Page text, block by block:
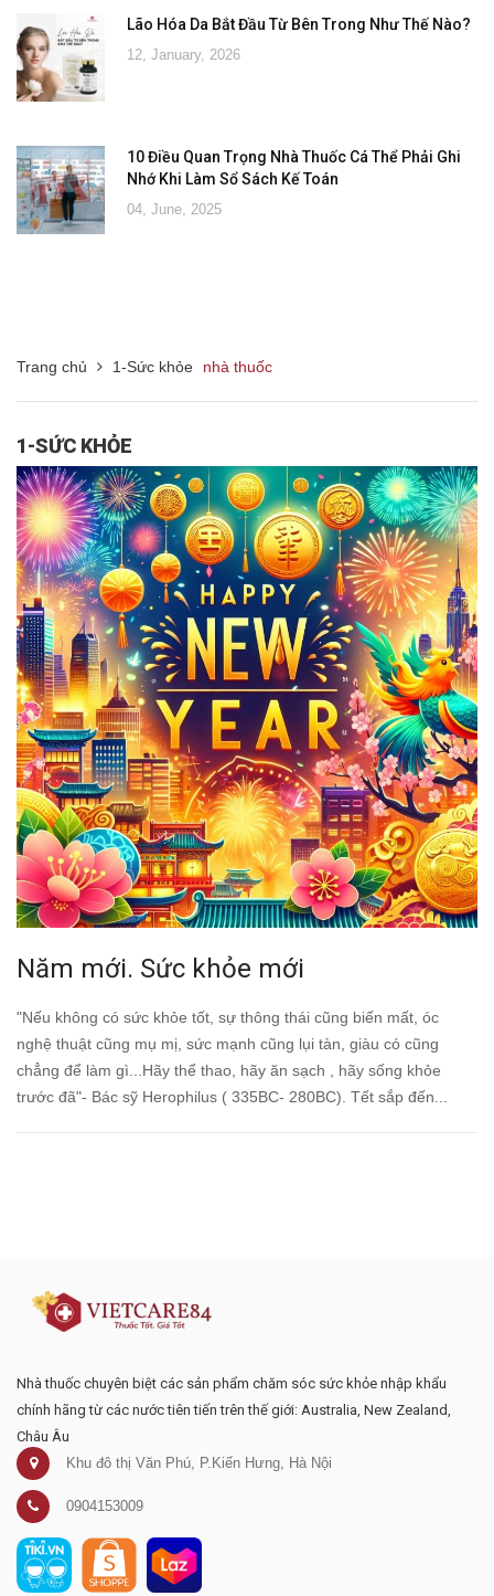
Lão Hóa Da Bắt Đầu Từ Bên Trong Như Thế Nào?
12, January, 2026
10 Điều Quan Trọng Nhà Thuốc Cá Thể Phải Ghi
Nhớ Khi Làm Sổ Sách Kế Toán
04, June, 2025
Trang chủ 1-Sức khỏe nhà thuốc
1-SỨC KHỎE
Năm mới. Sức khỏe mới
"Nếu không có sức khỏe tốt, sự thông thái cũng biến mất, óc
nghệ thuật cũng mụ mị, sức mạnh cũng lụi tàn, giàu có cũng
chẳng để làm gì...Hãy thể thao, hãy ăn sạch , hãy sống khỏe
trước đã"- Bác sỹ Herophilus ( 335BC- 280BC). Tết sắp đến...
Nhà thuốc chuyên biệt các sản phẩm chăm sóc sức khỏe nhập khẩu
chính hãng từ các nước tiên tiến trên thế giới: Australia, New Zealand,
Châu Âu
Khu đô thị Văn Phú, P.Kiến Hưng, Hà Nội
0904153009